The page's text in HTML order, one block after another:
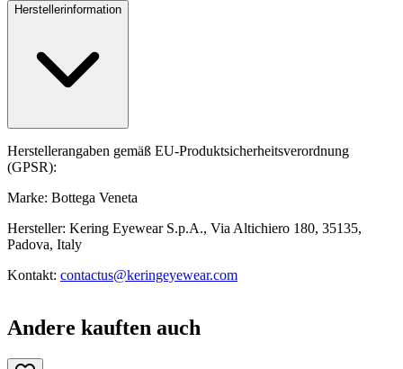
Herstellerinformation
Herstellerangaben gemäß EU-Produktsicherheitsverordnung
(GPSR):
Marke: Bottega Veneta
Hersteller: Kering Eyewear S.p.A., Via Altichiero 180, 35135,
Padova, Italy
Kontakt: contactus@keringeyewear.com
Andere kauften auch